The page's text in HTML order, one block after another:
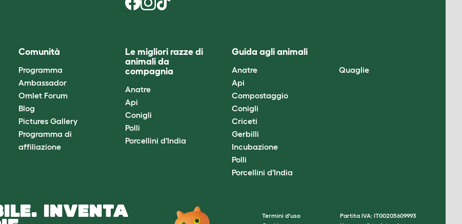
Comunità
Programma
Ambassador
Omlet Forum
Blog
Pictures Gallery
Programma di
affiliazione
Le migliori razze di
animali da
compagnia
Anatre
Api
Conigli
Polli
Porcellini d'India
Guida agli animali
Anatre
Api
Compostaggio
Conigli
Criceti
Gerbilli
Incubazione
Polli
Porcellini d'India
Quaglie
INVENTA
Termini d'uso
Partita IVA: IT00205609993